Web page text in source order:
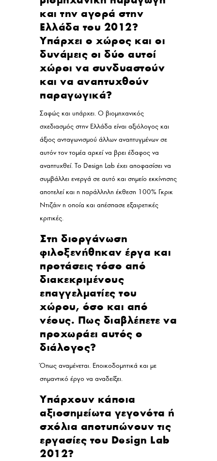
και την αγορά στην
Ελλάδα του 2012?
Υπάρχει ο χώρος και οι
δυνάμεις οι δύο αυτοί
χώροι να συνδυαστούν
και να αναπτυχθούν
παραγωγικά?
Σαφώς και υπάρχει. Ο βιομηχανικός
σχεδιασμός στην Ελλάδα είναι αξιόλογος και
άξιος ανταγωνισμού άλλων αναπτυγμένων σε
αυτόν τον τομέα αρκεί να βρει έδαφος να
αναπτυχθεί. Το Design Lab έχει αποφασίσει να
συμβάλλει ενεργά σε αυτό και σημείο εκκίνησης
αποτελεί και η παράλληλη έκθεση 100% Γκρικ
Ντιζάιν η οποία και απέσπασε εξαιρετικές
κριτικές.
Στη διοργάνωση
φιλοξενήθηκαν έργα και
προτάσεις τόσο από
διακεκριμένους
επαγγελματίες του
χώρου, όσο και από
νέους. Πως διαβλέπετε να
προχωράει αυτός ο
διάλογος?
Όπως αναμένεται. Εποικοδομητικά και με
σημαντικό έργο να αναδείξει.
Υπάρχουν κάποια
αξιοσημείωτα γεγονότα ή
σχόλια αποτυπώνουν τις
εργασίες του Design Lab
2012?